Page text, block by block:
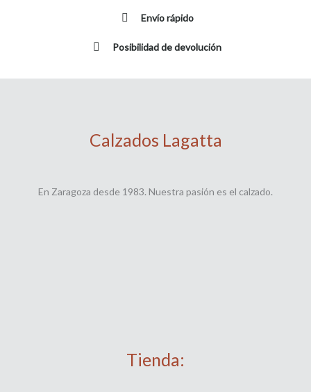
Envío rápido
Posibilidad de devolución
Calzados Lagatta
En Zaragoza desde 1983. Nuestra pasión es el calzado.
Tienda: